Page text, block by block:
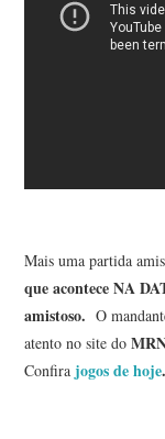
Mais uma partida
que acontece NA
amistoso. O
atento no site do
Confira jogos de hoje.